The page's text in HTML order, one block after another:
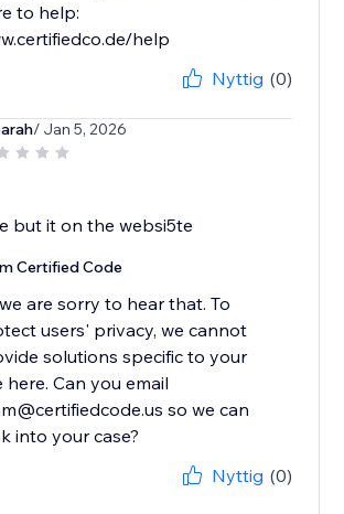
to help:
help
Nyttig (0)
/ Jan 5, 2026
but it on the websi5te
Certified Code
are sorry to hear that. To
users' privacy, we cannot
solutions specific to your
here. Can you email
so we can
into your case?
Nyttig (0)